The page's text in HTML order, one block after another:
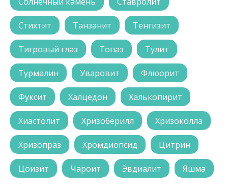
Стихтит Танзанит Тенгизит
Тигровый глаз Топаз Тулит
Турмалин Уваровит Флюорит
Фуксит Халцедон Халькопирит
Хиастолит Хризоберилл Хризоколла
Хризопраз Хромдиопсид Цитрин
Цоизит Чароит Эвдиалит Яшма